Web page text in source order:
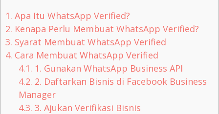
1. Apa Itu WhatsApp Verified?
2. Kenapa Perlu Membuat WhatsApp Verified?
3. Syarat Membuat WhatsApp Verified
4. Cara Membuat WhatsApp Verified
4.1. 1. Gunakan WhatsApp Business API
4.2. 2. Daftarkan Bisnis di Facebook Business
Manager
4.3. 3. Ajukan Verifikasi Bisnis